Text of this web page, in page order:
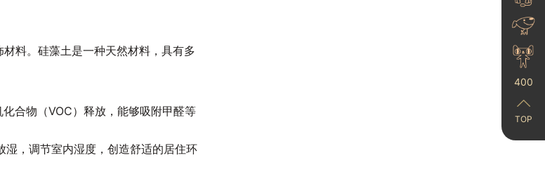
料。硅藻土是一种天然材料，具有多
合物（VOC）释放，能够吸附甲醛等
，调节室内湿度，创造舒适的居住环
400
TOP